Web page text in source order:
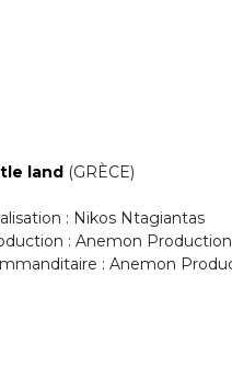
land (GRÈCE)
: Nikos Ntagiantas
: Anemon
: Anemon